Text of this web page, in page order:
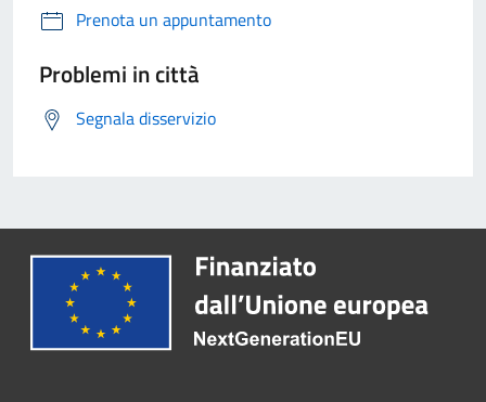
Prenota un appuntamento
Problemi in città
Segnala disservizio